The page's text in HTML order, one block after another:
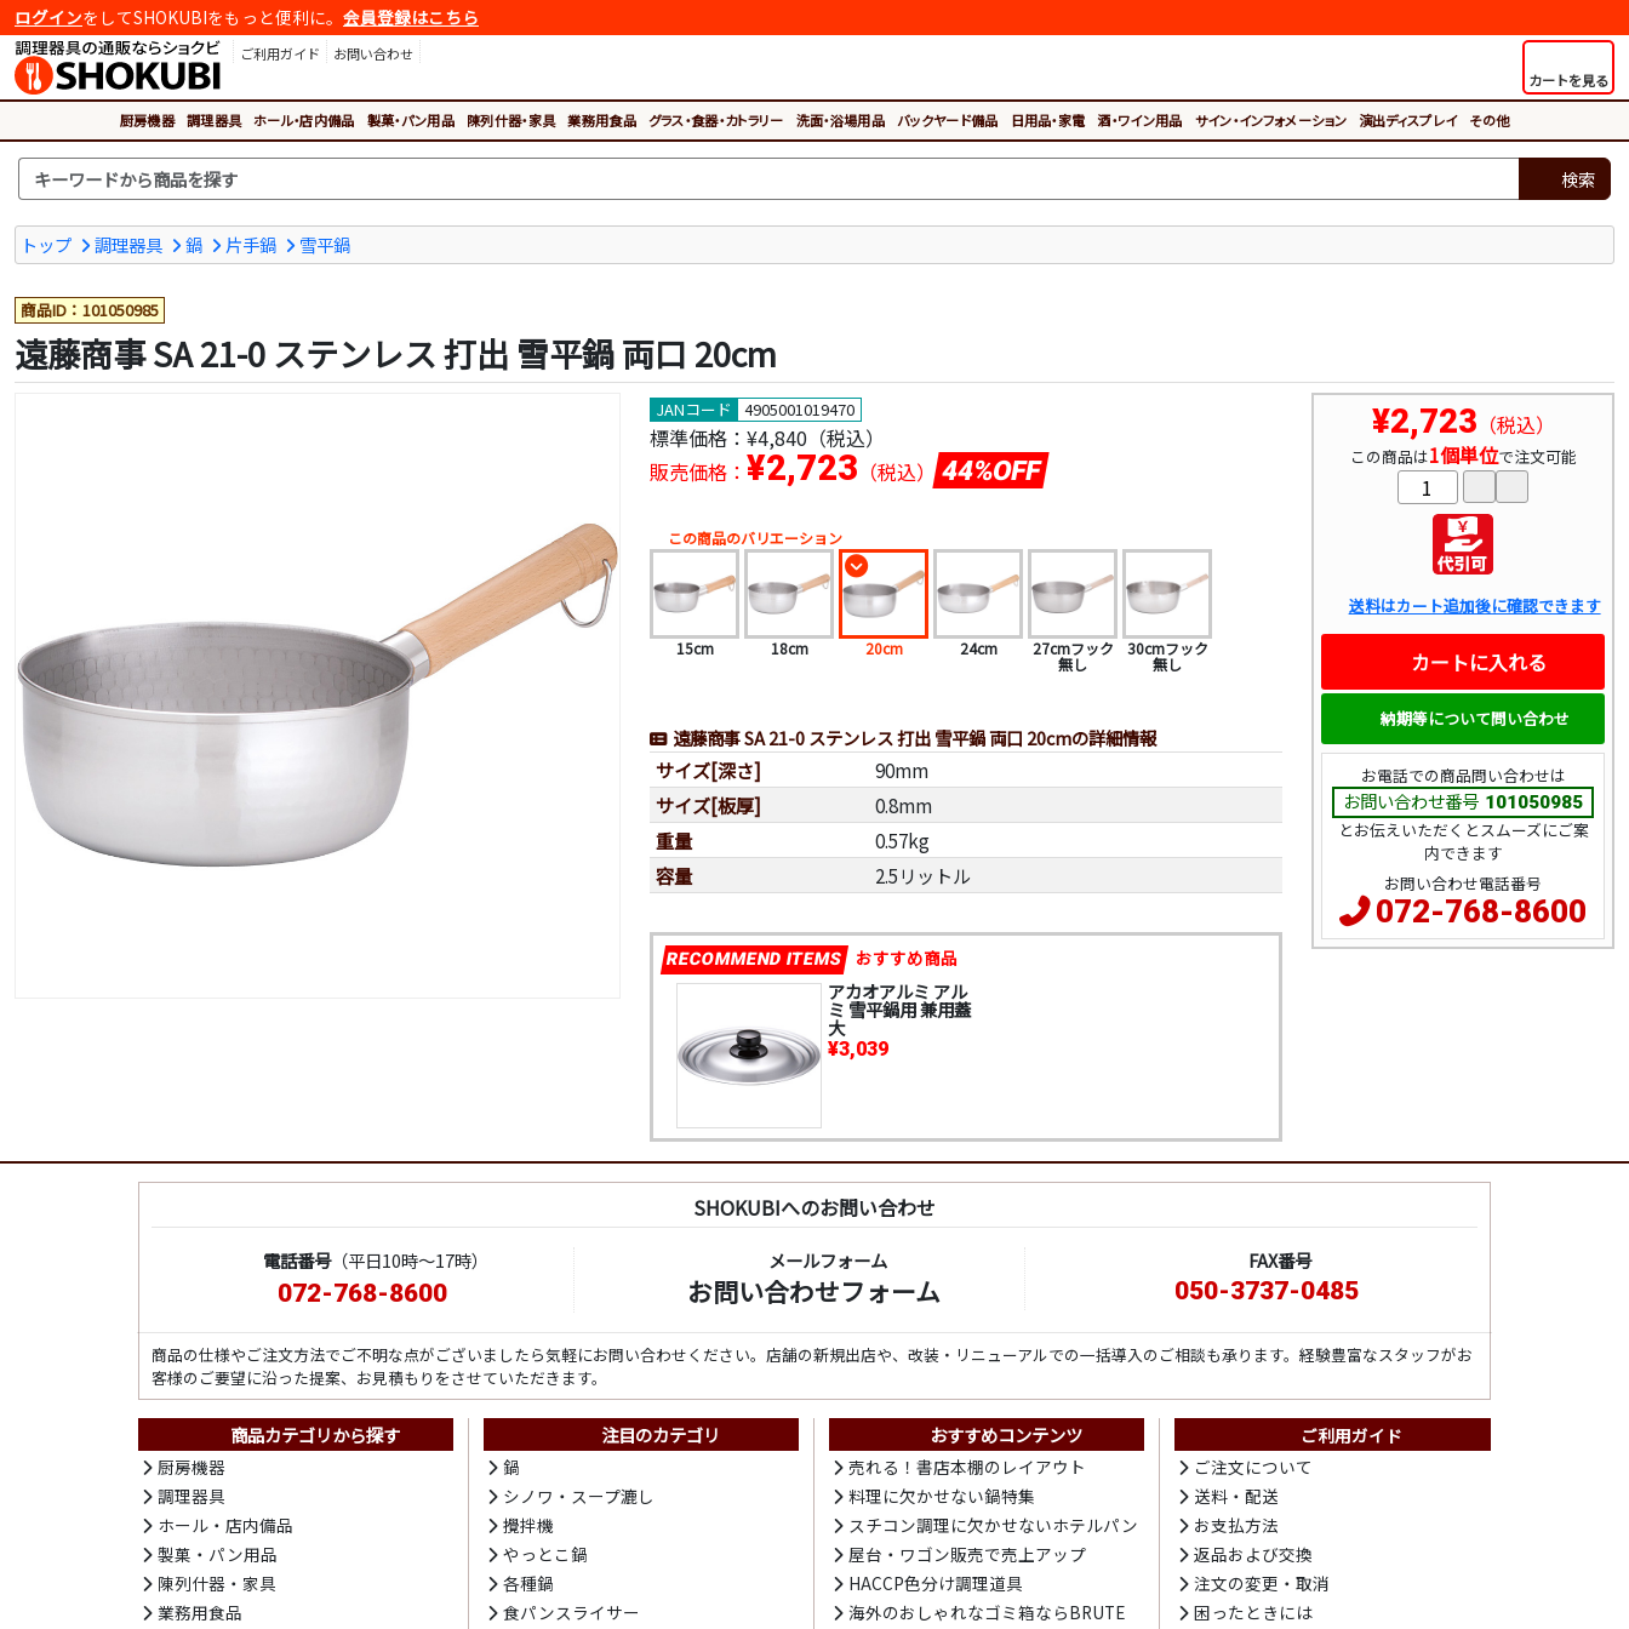
ログインをしてSHOKUBIをもっと便利に。 会員登録はこちら
ご利用ガイド
お問い合わせ
カートを見る
厨房機器 調理器具 ホール・店内備品 製菓・パン用品 陳列什器・家具 業務用食品 グラス・食器・カトラリー 洗面・浴場用品 バックヤード備品 日用品・家電 酒・ワイン用品 サイン・インフォメーション 演出ディスプレイ その他
検索
トップ 調理器具 鍋 片手鍋 雪平鍋
商品ID：101050985
遠藤商事 SA 21-0 ステンレス 打出 雪平鍋 両口 20cm
JANコード 4905001019470
標準価格： ¥4,840（税込）
販売価格： ¥2,723 （税込） 44%OFF
この商品のバリエーション
15cm 18cm 20cm 24cm 27cmフック
無し
30cmフック
無し
遠藤商事 SA 21-0 ステンレス 打出 雪平鍋 両口 20cmの詳細情報
サイズ[深さ]
90mm
サイズ[板厚]
0.8mm
重量
0.57kg
容量
2.5リットル
RECOMMEND ITEMS おすすめ商品
アカオアルミ アル
ミ 雪平鍋用 兼用蓋
大
¥3,039
¥2,723 （税込）
この商品は1個単位で注文可能
送料はカート追加後に確認できます
カートに入れる
納期等について問い合わせ
お電話での商品問い合わせは
お問い合わせ番号 101050985
とお伝えいただくとスムーズにご案
内できます
お問い合わせ電話番号
072-768-8600
SHOKUBIへのお問い合わせ
電話番号（平日10時～17時）
072-768-8600
メールフォーム
お問い合わせフォーム
FAX番号
050-3737-0485
商品の仕様やご注文方法でご不明な点がございましたら気軽にお問い合わせください。店舗の新規出店や、改装・リニューアルでの一括導入のご相談も承ります。経験豊富なスタッフがお
客様のご要望に沿った提案、お見積もりをさせていただきます。
商品カテゴリから探す
厨房機器
調理器具
ホール・店内備品
製菓・パン用品
陳列什器・家具
業務用食品
注目のカテゴリ
鍋
シノワ・スープ漉し
攪拌機
やっとこ鍋
各種鍋
食パンスライサー
おすすめコンテンツ
売れる！書店本棚のレイアウト
料理に欠かせない鍋特集
スチコン調理に欠かせないホテルパン
屋台・ワゴン販売で売上アップ
HACCP色分け調理道具
海外のおしゃれなゴミ箱ならBRUTE
ご利用ガイド
ご注文について
送料・配送
お支払方法
返品および交換
注文の変更・取消
困ったときには